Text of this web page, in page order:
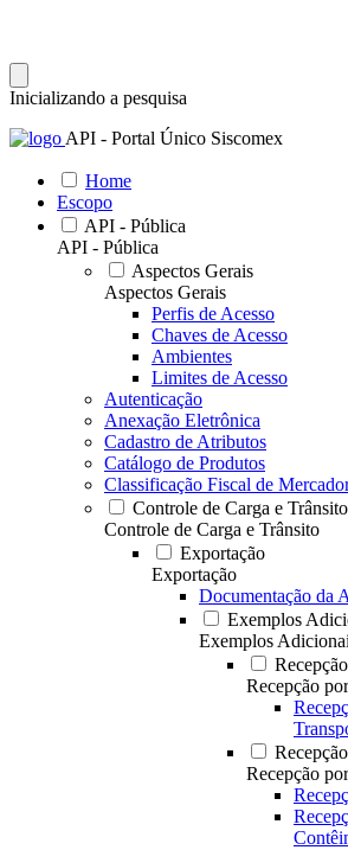
Inicializando a pesquisa
API - Portal Único Siscomex
Home
Escopo
API - Pública
API - Pública
Aspectos Gerais
Aspectos Gerais
Perfis de Acesso
Chaves de Acesso
Ambientes
Limites de Acesso
Autenticação
Anexação Eletrônica
Cadastro de Atributos
Catálogo de Produtos
Classificação Fiscal de
Controle de Carga e Trânsito
Controle de Carga e Trânsito
Exportação
Exportação
Documentação da
Exemplos
Exemplos
Recepção
Recepção